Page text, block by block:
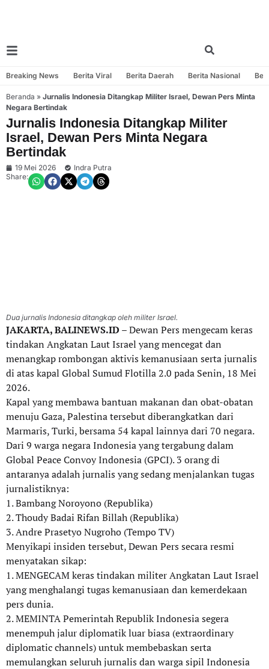
Breaking News Berita Viral Berita Daerah Berita Nasional
Beranda » Jurnalis Indonesia Ditangkap Militer Israel, Dewan Pers Minta
Negara Bertindak
Jurnalis Indonesia Ditangkap Militer
Israel, Dewan Pers Minta Negara
Bertindak
19 Mei 2026
Indra Putra
Share:
Dua jurnalis Indonesia ditangkap oleh militer Israel.
JAKARTA, BALINEWS.ID– Dewan Pers mengecam keras
tindakan Angkatan Laut Israel yang mencegat dan
menangkap rombongan aktivis kemanusiaan serta jurnalis
di atas kapal Global Sumud Flotilla 2.0 pada Senin, 18 Mei
2026.
Kapal yang membawa bantuan makanan dan obat-obatan
menuju Gaza, Palestina tersebut diberangkatkan dari
Marmaris, Turki, bersama 54 kapal lainnya dari 70 negara.
Dari 9 warga negara Indonesia yang tergabung dalam
Global Peace Convoy Indonesia (GPCI). 3 orang di
antaranya adalah jurnalis yang sedang menjalankan tugas
jurnalistiknya:
1. Bambang Noroyono (Republika)
2. Thoudy Badai Rifan Billah (Republika)
3. Andre Prasetyo Nugroho (Tempo TV)
Menyikapi insiden tersebut, Dewan Pers secara resmi
menyatakan sikap:
1. MENGECAM keras tindakan militer Angkatan Laut Israel
yang menghalangi tugas kemanusiaan dan kemerdekaan
pers dunia.
2. MEMINTA Pemerintah Republik Indonesia segera
menempuh jalur diplomatik luar biasa (extraordinary
diplomatic channels) untuk membebaskan serta
memulangkan seluruh jurnalis dan warga sipil Indonesia